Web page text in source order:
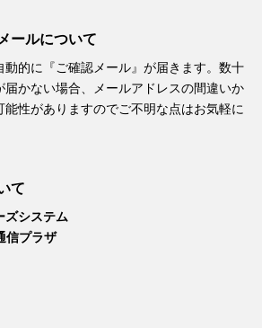
ールについて
動的に『ご確認メール』が届きます。数十
かない場合、メールアドレスの間違いか
性がありますのでご不明な点はお気軽に
て
ズシステム
プラザ